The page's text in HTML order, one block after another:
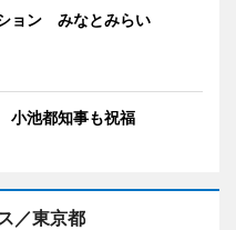
ョン みなとみらい
小池都知事も祝福
／東京都